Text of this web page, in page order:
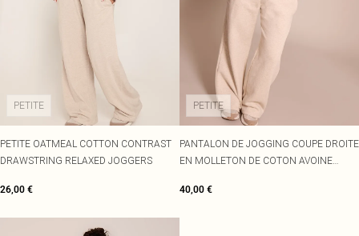
PETITE
PETITE OATMEAL COTTON CONTRAST
DRAWSTRING RELAXED JOGGERS
26,00 €
PETITE
PANTALON DE JOGGING COUPE DROITE
EN MOLLETON DE COTON AVOINE
40,00 €